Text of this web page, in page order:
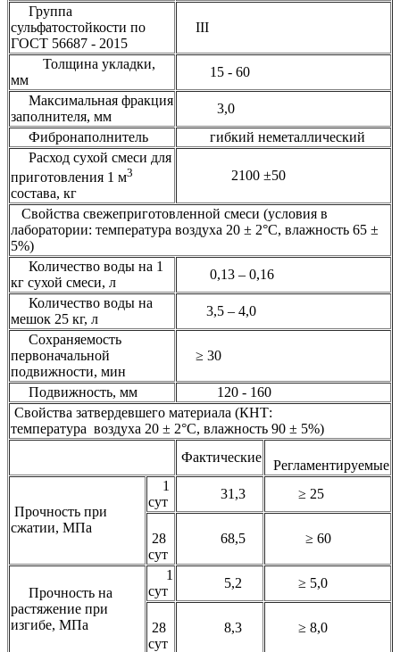
Группа
сульфатостойкости по
ГОСТ 56687 - 2015
III
Толщина укладки,
мм
15 - 60
Максимальная фракция
заполнителя, мм
3,0
Фибронаполнитель
гибкий неметаллический
Расход сухой смеси для
приготовления 1 м3
состава, кг
2100 ±50
Свойства свежеприготовленной смеси (условия в
лаборатории: температура воздуха 20 ± 2°С, влажность 65 ±
5%)
Количество воды на 1
кг сухой смеси, л
0,13 – 0,16
Количество воды на
мешок 25 кг, л
3,5 – 4,0
Сохраняемость
первоначальной
подвижности, мин
≥ 30
Подвижность, мм
120 - 160
Свойства затвердевшего материала (КНТ:
температура воздуха 20 ± 2°С, влажность 90 ± 5%)
Фактические
Регламентируемые
Прочность при
сжатии, МПа
1
сут
31,3 ≥ 25
28
сут
68,5 ≥ 60
Прочность на
растяжение при
изгибе, МПа
1
сут
5,2 ≥ 5,0
28
сут
8,3 ≥ 8,0